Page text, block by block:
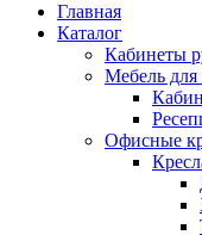
Главная
Каталог
Кабинеты
Мебель для
Офисные